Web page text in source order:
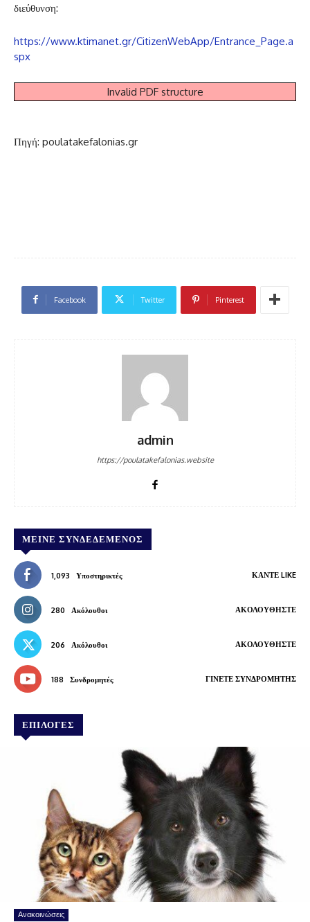
διεύθυνση:
https://www.ktimanet.gr/CitizenWebApp/Entrance_Page.a
spx
Invalid PDF structure
Πηγή: poulatakefalonias.gr
Facebook Twitter Pinterest
admin
https://poulatakefalonias.website
ΜΕΊΝΕ ΣΥΝΔΕΔΕΜΈΝΟΣ
1,093 Υποστηρικτές ΚΆΝΤΕ LIKE
280 Ακόλουθοι ΑΚΟΛΟΥΘΉΣΤΕ
206 Ακόλουθοι ΑΚΟΛΟΥΘΉΣΤΕ
188 Συνδρομητές ΓΊΝΕΤΕ ΣΥΝΔΡΟΜΗΤΉΣ
ΕΠΙΛΟΓΕΣ
Ανακοινώσεις